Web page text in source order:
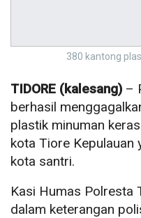
380 kantong
TIDORE (kalesang) –
berhasil
plastik minuman
kota Tiore Kepulauan
kota santri.
Kasi Humas Polresta
dalam keterangan